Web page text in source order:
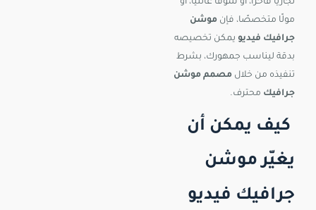
تجاريًا فاخرًا، أو سوقًا عائليًا، أو
مولًا متخصصًا، فإن موشن
جرافيك فيديو يمكن تخصيصه
بدقة ليناسب جمهورك، بشرط
تنفيذه من خلال مصمم موشن
جرافيك محترف.
كيف يمكن أن
يغيّر موشن
جرافيك فيديو